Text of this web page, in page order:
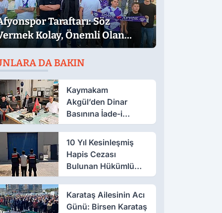
Taraftarı: Söz
Kolay, Önemli Olan
Arkasında Durmak
DA BAKIN
Kaymakam
Akgül’den Dinar
Basınına İade-i
Ziyaret
10 Yıl Kesinleşmiş
Hapis Cezası
Bulunan Hükümlü
Salar’da Yakalandı
Karataş Ailesinin Acı
Günü: Birsen Karataş